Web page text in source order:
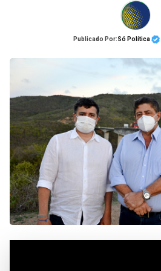
Publicado Por:Só Política